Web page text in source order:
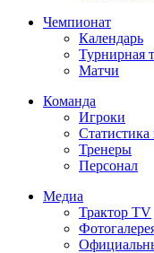
Чемпионат
Календарь
Турнирная
Матчи
Команда
Игроки
Статистика
Тренеры
Персонал
Медиа
Трактор TV